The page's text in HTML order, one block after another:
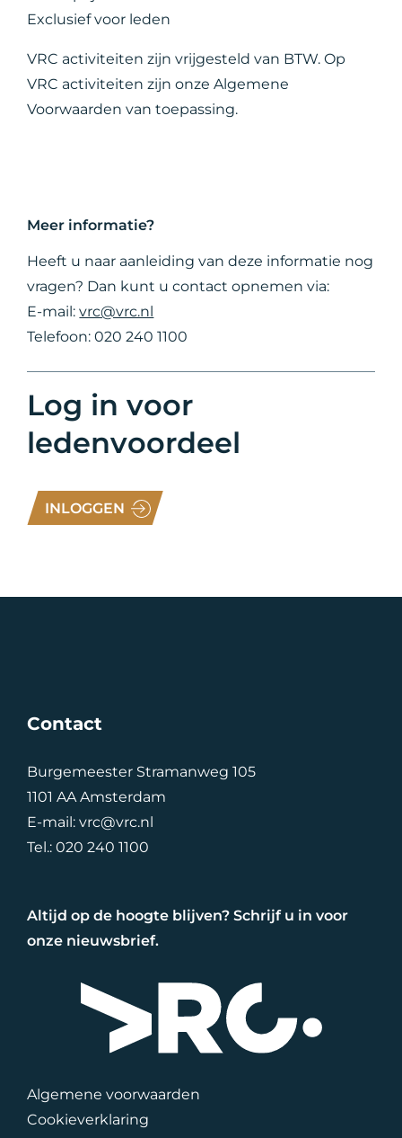
Exclusief voor leden
VRC activiteiten zijn vrijgesteld van BTW. Op
VRC activiteiten zijn onze Algemene
Voorwaarden van toepassing.
Meer informatie?
Heeft u naar aanleiding van deze informatie nog
vragen? Dan kunt u contact opnemen via:
E-mail:vrc@vrc.nl
Telefoon: 020 240 1100
Log in voor
ledenvoordeel
INLOGGEN
Contact
Burgemeester Stramanweg 105
1101 AA Amsterdam
E-mail:vrc@vrc.nl
Tel.:020 240 1100
Altijd op de hoogte blijven? Schrijf u in voor
onze nieuwsbrief.
Algemene voorwaarden
Cookieverklaring